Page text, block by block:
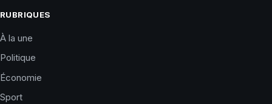
RUBRIQUES
À la une
Politique
Économie
Sport